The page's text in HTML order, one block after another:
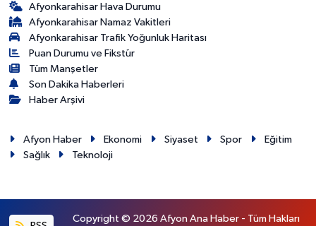
Afyonkarahisar Hava Durumu
Afyonkarahisar Namaz Vakitleri
Afyonkarahisar Trafik Yoğunluk Haritası
Puan Durumu ve Fikstür
Tüm Manşetler
Son Dakika Haberleri
Haber Arşivi
Afyon Haber Ekonomi Siyaset Spor
Eğitim
Sağlık
Teknoloji
Copyright © 2026 Afyon Ana Haber - Tüm Hakları